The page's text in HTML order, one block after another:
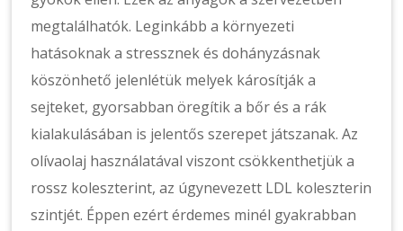
megtalálhatók. Leginkább a környezeti
hatásoknak a stressznek és dohányzásnak
köszönhető jelenlétük melyek károsítják a
sejteket, gyorsabban öregítik a bőr és a rák
kialakulásában is jelentős szerepet játszanak. Az
olívaolaj használatával viszont csökkenthetjük a
rossz koleszterint, az úgynevezett LDL koleszterin
szintjét. Éppen ezért érdemes minél gyakrabban